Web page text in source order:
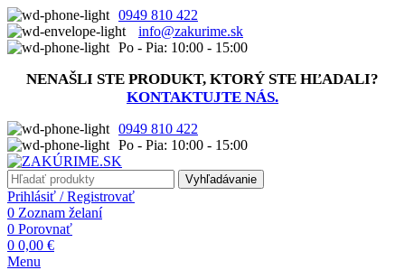
0949 810 422
info@zakurime.sk
Po - Pia: 10:00 - 15:00
NENAŠLI STE PRODUKT, KTORÝ STE HĽADALI?
KONTAKTUJTE NÁS.
0949 810 422
Po - Pia: 10:00 - 15:00
Vyhľadávanie
Prihlásiť / Registrovať
0 Zoznam želaní
0 Porovnať
0 0,00 €
Menu